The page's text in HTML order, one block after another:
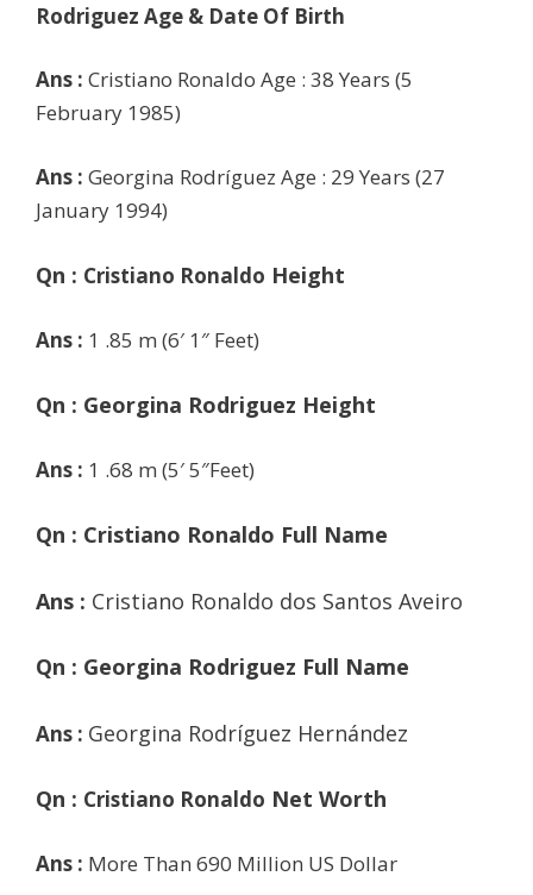
Rodriguez Age & Date Of Birth
Ans : Cristiano Ronaldo Age : 38 Years (5
February 1985)
Ans : Georgina Rodríguez Age : 29 Years (27
January 1994)
Qn : Cristiano Ronaldo Height
Ans : 1 .85 m (6′ 1″ Feet)
Qn : Georgina Rodriguez Height
Ans : 1 .68 m (5′ 5″Feet)
Qn : Cristiano Ronaldo Full Name
Ans : Cristiano Ronaldo dos Santos Aveiro
Qn : Georgina Rodriguez Full Name
Ans : Georgina Rodríguez Hernández
Qn : Cristiano Ronaldo Net Worth
Ans : More Than 690 Million US Dollar